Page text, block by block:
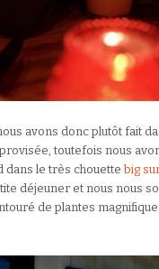
avons donc plutôt fait
toutefois nous
dans le très chouette big
déjeuner et nous nous
de plantes